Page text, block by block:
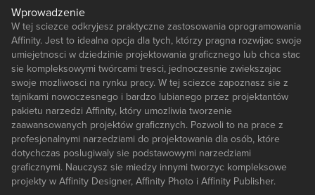
Wprowadzenie
W tej sciezce odkryjesz praktyczne zastosowania oprogramowania
Affinity. Jest to idealna opcja dla tych, którzy pragna rozwijac swoje
umiejetnosci w dziedzinie projektowania graficznego lub chca stac
sie kompleksowymi twórcami tresci, jednoczesnie zwiekszajac
swoje mozliwosci na rynku pracy. W tej sciezce zapoznasz sie z
tajnikami nowoczesnego i bardzo lubianego przez projektantów
pakietu narzedzi Affinity, który umozliwia tworzenie
zaawansowanych projektów graficznych. Pozwoli to na prace z
profesjonalnymi narzedziami do projektowania dla osób, które
dotychczas poslugiwaly sie podstawowymi narzedziami
graficznymi. Nauczysz sie miedzy innymi tworzyc kompleksowe
projekty w Affinity Designer, Affinity Photo i Affinity Publisher.